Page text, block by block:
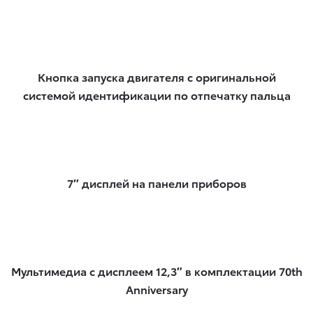
Кнопка запуска двигателя с оригинальной
системой идентификации по отпечатку пальца
7″ дисплей на панели приборов
Мультимедиа с дисплеем 12,3″ в комплектации 70th
Anniversary